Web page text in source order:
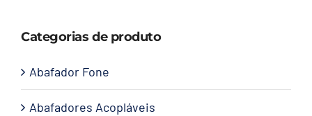
Contato
Categorias de produto
Abafador Fone
Abafadores Acopláveis